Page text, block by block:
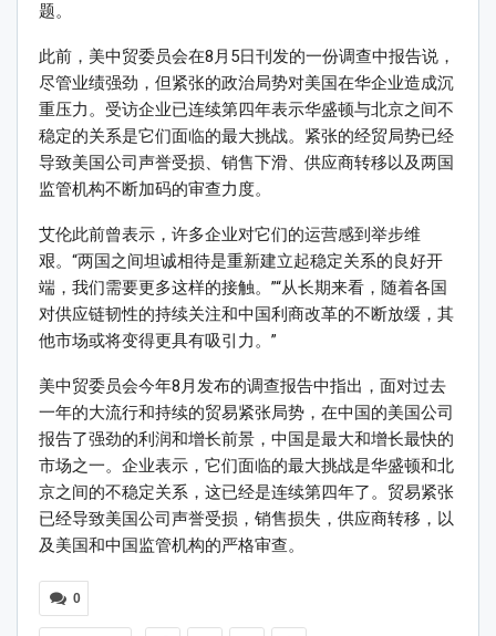
题。
此前，美中贸委员会在8月5日刊发的一份调查中报告说，
尽管业绩强劲，但紧张的政治局势对美国在华企业造成沉
重压力。受访企业已连续第四年表示华盛顿与北京之间不
稳定的关系是它们面临的最大挑战。紧张的经贸局势已经
导致美国公司声誉受损、销售下滑、供应商转移以及两国
监管机构不断加码的审查力度。
艾伦此前曾表示，许多企业对它们的运营感到举步维
艰。“两国之间坦诚相待是重新建立起稳定关系的良好开
端，我们需要更多这样的接触。”“从长期来看，随着各国
对供应链韧性的持续关注和中国利商改革的不断放缓，其
他市场或将变得更具有吸引力。”
美中贸委员会今年8月发布的调查报告中指出，面对过去
一年的大流行和持续的贸易紧张局势，在中国的美国公司
报告了强劲的利润和增长前景，中国是最大和增长最快的
市场之一。企业表示，它们面临的最大挑战是华盛顿和北
京之间的不稳定关系，这已经是连续第四年了。贸易紧张
已经导致美国公司声誉受损，销售损失，供应商转移，以
及美国和中国监管机构的严格审查。
0